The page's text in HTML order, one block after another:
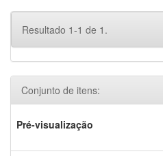
Resultado 1-1 de 1.
Conjunto de itens:
Pré-visualização